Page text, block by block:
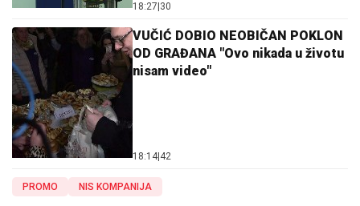
18:27 30
VUČIĆ DOBIO NEOBIČAN POKLON
OD GRAĐANA "Ovo nikada u životu
nisam video"
18:14 42
PROMO NIS KOMPANIJA